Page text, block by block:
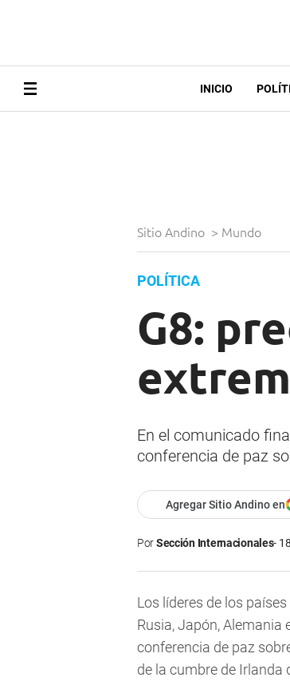
INICIO
Sitio Andino > Mundo
POLÍTICA
G8:
En el comunicado
conferencia de paz
Agregar Sitio Andino en
PorSección Internacionales
Los líderes de los
Rusia, Japón,
conferencia de paz
de la cumbre de Irlanda